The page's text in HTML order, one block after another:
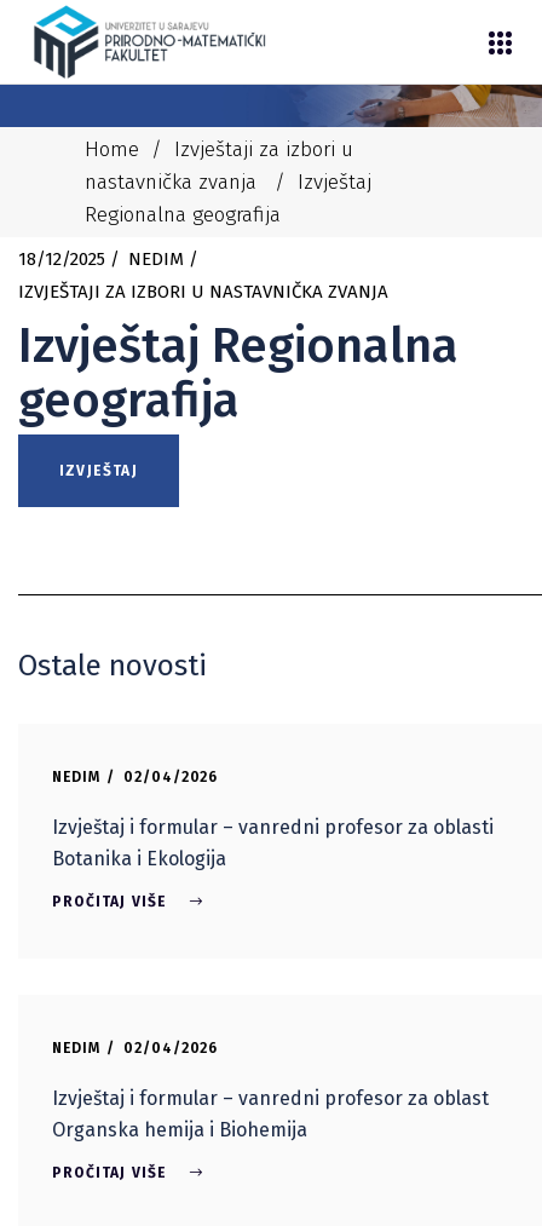
Home / Izvještaji za izbori u
nastavnička zvanja
/ Izvještaj
Regionalna geografija
18/12/2025
NEDIM
IZVJEŠTAJI ZA IZBORI U NASTAVNIČKA ZVANJA
Izvještaj Regionalna
geografija
IZVJEŠTAJ
Ostale novosti
NEDIM 02/04/2026
Izvještaj i formular – vanredni profesor za oblasti
Botanika i Ekologija
PROČITAJ VIŠE
NEDIM 02/04/2026
Izvještaj i formular – vanredni profesor za oblast
Organska hemija i Biohemija
PROČITAJ VIŠE